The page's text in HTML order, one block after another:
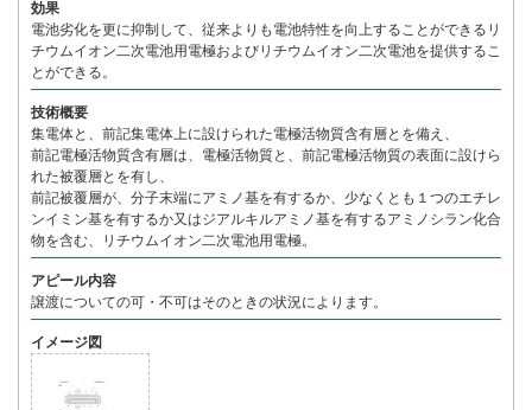
効果
電池劣化を更に抑制して、従来よりも電池特性を向上することができるリ
チウムイオン二次電池用電極およびリチウムイオン二次電池を提供するこ
とができる。
技術概要
集電体と、前記集電体上に設けられた電極活物質含有層とを備え、
前記電極活物質含有層は、電極活物質と、前記電極活物質の表面に設けら
れた被覆層とを有し、
前記被覆層が、分子末端にアミノ基を有するか、少なくとも１つのエチレ
ンイミン基を有するか又はジアルキルアミノ基を有するアミノシラン化合
物を含む、リチウムイオン二次電池用電極。
アピール内容
譲渡についての可・不可はそのときの状況によります。
イメージ図